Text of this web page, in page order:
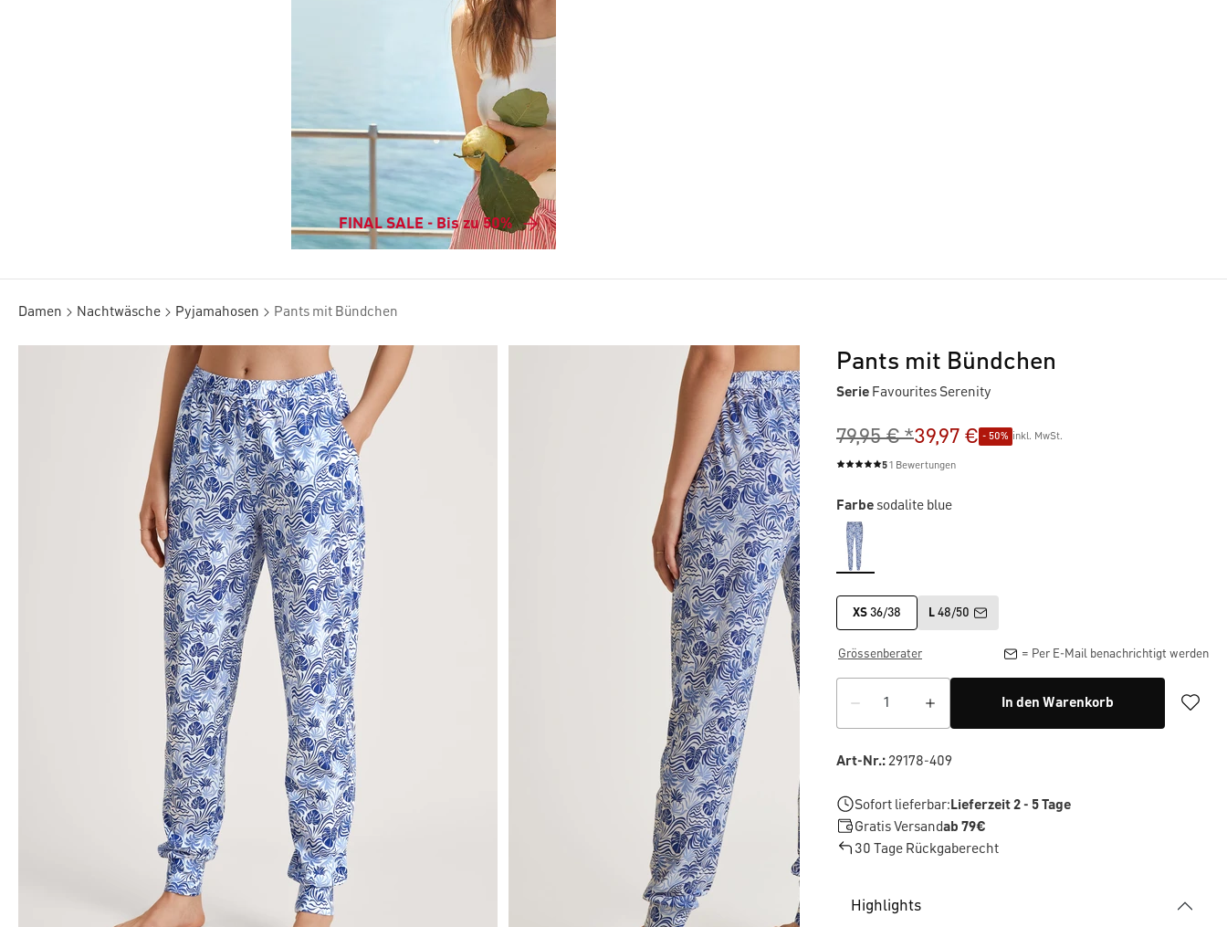
FINAL SALE - Bis zu 50%
Damen Nachtwäsche Pyjamahosen Pants mit Bündchen
Pants mit Bündchen
Serie Favourites Serenity
79,95 € *39,97 € - 50% inkl. MwSt.
Durchschnittliche Bewertung von 5 von 5 Sternen
51 Bewertungen
Farbesodalite blue
XS 36/38 L 48/50
Grössenberater = Per E-Mail benachrichtigt werden
In den Warenkorb
Art-Nr.:29178-409
Sofort lieferbar: Lieferzeit 2 - 5 Tage
Gratis Versandab 79€
30 Tage Rückgaberecht
Highlights